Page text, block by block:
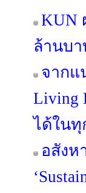
KUN
ล้านบา
จากแ
Living
ได้ในทุ
อสังห